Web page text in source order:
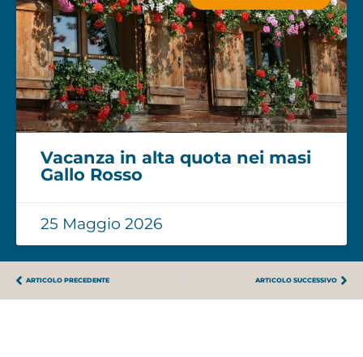
Vacanza in alta quota nei masi
Gallo Rosso
25 Maggio 2026
ARTICOLO PRECEDENTE ARTICOLO SUCCESSIVO